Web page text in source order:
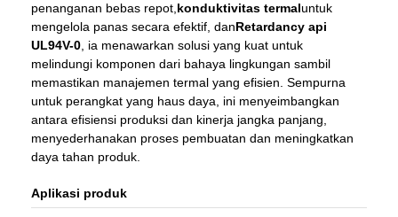
penanganan bebas repot, konduktivitas termaluntuk
mengelola panas secara efektif, danRetardancy api
UL94V-0 , ia menawarkan solusi yang kuat untuk
melindungi komponen dari bahaya lingkungan sambil
memastikan manajemen termal yang efisien. Sempurna
untuk perangkat yang haus daya, ini menyeimbangkan
antara efisiensi produksi dan kinerja jangka panjang,
menyederhanakan proses pembuatan dan meningkatkan
daya tahan produk.
Aplikasi produk